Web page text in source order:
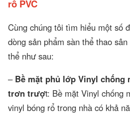
rổ PVC
Cùng chúng tôi tìm hiểu một số
dòng sản phẩm sàn thể thao
thể như sau:
– Bề mặt phủ lớp Vinyl chống
trơn trượt: Bề mặt Vinyl chống
vinyl bóng rổ trong nhà có khả